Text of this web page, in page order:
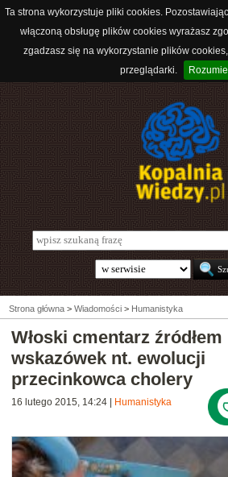
Ta strona wykorzystuje pliki cookies.
włączoną obsługę plików cookies wyrażasz
zgadzasz się na wykorzystanie plików
przeglądarki.
Strona główna > Wiadomości > Humanistyka
Włoski cmentarz źródłem
wskazówek nt. ewolucji
przecinkowca cholery
16 lutego 2015, 14:24 Humanistyka